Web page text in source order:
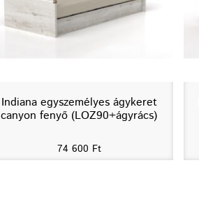
Indiana egyszemélyes ágykeret
canyon fenyő (LOZ90+ágyrács)
74 600 Ft